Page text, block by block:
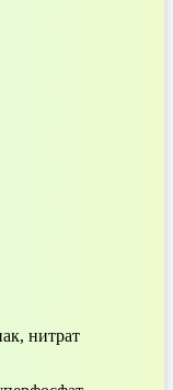
нитрат